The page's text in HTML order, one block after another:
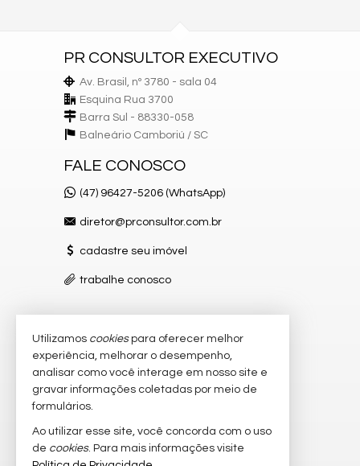
PR CONSULTOR EXECUTIVO
Av. Brasil, nº 3780 - sala 04
Esquina Rua 3700
Barra Sul - 88330-058
Balneário Camboriú / SC
FALE CONOSCO
(47) 96427-5206 (WhatsApp)
diretor@prconsultor.com.br
cadastre seu imóvel
trabalhe conosco
VEJA MAIS
receba nosso newsletter
imóveis favoritos
mapa de imóveis
Utilizamos cookiespara oferecer melhor
experiência, melhorar o desempenho,
analisar como você interage em nosso site e
gravar informações coletadas por meio de
formulários.
Ao utilizar esse site, você concorda com o uso
de cookies. Para mais informações visite